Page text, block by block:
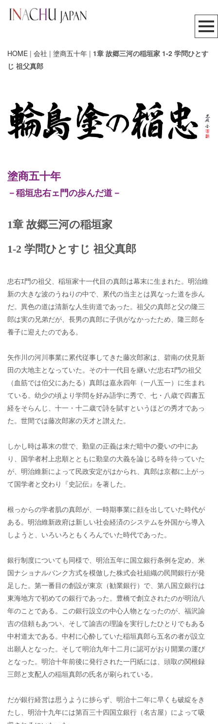
HOME | 会社 | 塗商五十年 | 1章 故郷三河の稲垣家 1-2 学問ひとす
じ 祖父真郎
塗商五十年
－稲垣忠右ェ門の歩んだ道－
1章 故郷三河の稲垣家
1-2 学問ひとすじ 祖父真郎
忠右ｴ門の祖父、稲垣家十一代目の真郎は幕末に生まれた。明治維
新の大きな波のうねりの中で、累代の当主とは異なった道を歩ん
だ。異色の道は清新な人生街道であった。祖父の真郎と父の隆三
郎は実の兄弟だが、長男の真郎に子供がなかったため、隆三郎を
養子に迎えたのである。
矢作川の河川事業に累代従事してきた藤次郎家は、碧南の伏見新
田の大地主となっていた。その十一代目を継いだ忠右ｴ門の祖父
（血筋では伯父にあたる）真郎は嘉永四年（一八五一）に生まれ
ている。幼少の頃より学問を好み語学に秀で、七・八歳で四書五
経をそらんじ、十一・十二歳で詩を賦すというほどの秀才であっ
た。世間では藤次郎家の天才と讃えた。
しかし時は幕末の世で、勤皇の正義は未だ暗中の憂いの中にあ
り、国学者村上忠順とともに勤皇の大義を論じる時を待っていた
が、明治維新によって民政安定がはかられ、真郎は京都に上がっ
て国学者と交わり『史記伝』を著した。
根っからの学者肌の真郎が、一時期事業に顔を出していた時代が
ある。明治維新政府は新しい社会経済のシステムを外国から導入
しようと、いろいろともくろんでいた時代であった。
銀行制度についても同様で、明治五年に国立銀行条例を定め、米
国ナショナルバンク方式を模倣した株式会社組織の民間銀行が発
足した。第一番目の創設が東京（勧業銀行）で、第八国立銀行は
東海地方で初めての銀行であった。豊橋で創立されたのが明治八
年のことである。この銀行設立の中心人物となったのが、福沢諭
吉の信頼もあつい、そして諭吉の理論を実行したひとりでもある
中村道太である。中村に心酔していた稲垣真郎ら五名の者が設立
出願人となった。そして明治九年十二月に認可がおり開業の運び
となった。明治十年前後に発行された一円紙には、頭取の関根録
三郎と支配人の稲垣真郎の氏名が刷られている。
だが銀行経営は思うように捗らず、明治十二年に早くも破綻をき
たし、明治十九年には第百三十四国立銀行（名古屋）によって吸